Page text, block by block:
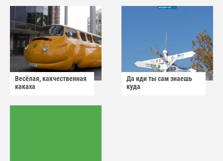
Весёлая, какчественная
какаха
Да иди ты сам знаешь
куда